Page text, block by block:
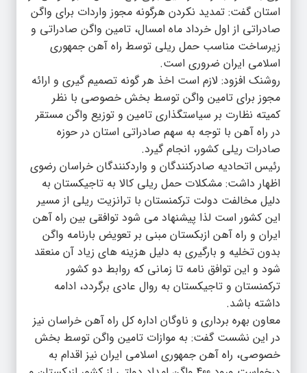
استان گفت: تمدید نکردن هرگونه مجوز واردات برای واگن
صادراتی از اول خرداد ماه امسال، تامین واگن صادراتی و
زیرساخت مناسب حمل ریلی توسط راه آهن جمهوری
اسلامی ایران ضروری است.
روشنک افزود: لازم است اخذ هر گونه تصمیم گیری و ارائه
مجوز برای تامین واگن توسط بخش خصوصی با نظر
کمیته نظارت بر سیاستگذاری تامین و توزیع واگن مستقر
در راه آهن با توجه به سهم صادراتی استان در حوزه
صادرات ریلی کشور، انجام گیرد.
رئیس اتحادیه صادرکنندگان و واردکنندگان خراسان رضوی
اظهار داشت: مشکلات حمل ریلی کالا به تاجیکستان به
دلیل مخالفت دولت ترکمنستان با ترانزیت ریلی از مسیر
این کشور است لذا پیشنهاد می شود توافقی بین راه آهن
ایران و راه آهن ازبکستان مبنی بر تعویض بارنامه واگن
بدون تخلیه و بارگیری به دلیل هزینه های زیاد آن منعقد
شود و این توافق نامه تا زمانی که روابط دو کشور
ترکمنستان و تاجیکستان به روال عادی برگردد، ادامه
داشته باشد.
معاون بهره برداری و ناوگان اداره کل راه آهن خراسان نیز
در این نشست گفت: به موازات تامین واگن توسط بخش
خصوصی، راه آهن جمهوری اسلامی ایران نیز اقدام به